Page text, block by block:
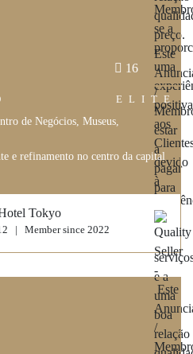
16
de Negócios, Museus,
e refinamento no centro da capital
ELITE
Tokyo
| Member since 2022